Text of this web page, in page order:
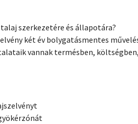
szerkezetére és állapotára?
két év bolygatásmentes
vannak termésben,